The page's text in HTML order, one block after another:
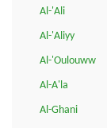
Al-'Ali
Al-'Aliyy
Al-'Oulouww
Al-A'la
Al-Ghani